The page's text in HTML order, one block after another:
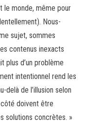
le monde, même pour
Nous-
sujet, sommes
contenus inexacts
plus d’un problème
intentionnel rend les
delà de l’illusion selon
doivent être
solutions concrètes. »